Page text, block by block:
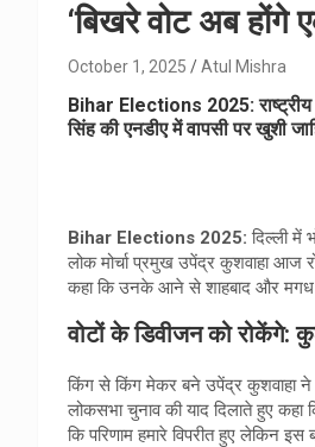
‘बिखरे वोट अब होंगे
October 1, 2025 Atul Mishra
Bihar Elections 2025: राष्‍ट्रीय
सिंह की एनडीए में वापसी पर खुशी
Bihar Elections 2025: दिल्‍ली में
लोक मोर्चा प्रमुख उपेंद्र कुशवाहा आज
कहा कि उनके आने से शाहबाद और मगध
वोटों के डिवीजन को रोकेंगे:
किंग से किंग मेकर बने उपेंद्र कुशवाहा ने
लोकसभा चुनाव की याद दिलाते हुए कहा
कि परिणाम हमारे विपरीत हुए लेकिन इस